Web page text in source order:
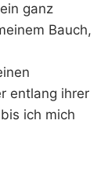
ganz
Bauch,
entlang ihrer
ich mich